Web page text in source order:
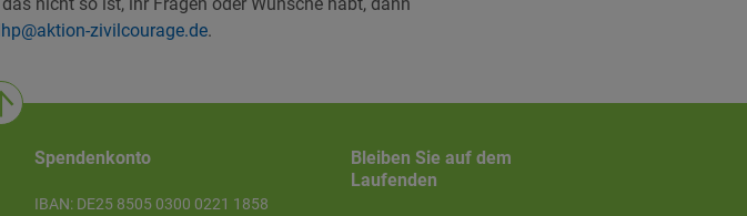
zivilcourage.de.
Spendenkonto
IBAN: DE25 8505 0300 0221 1858
Bleiben Sie auf dem
Laufenden